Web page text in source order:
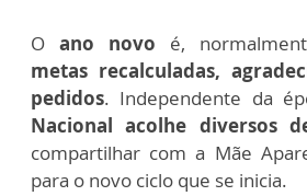
O ano novo é,
metas recalculadas,
pedidos. Independente da
Nacional acolhe diversos
compartilhar com a Mãe
para o novo ciclo que se inicia.